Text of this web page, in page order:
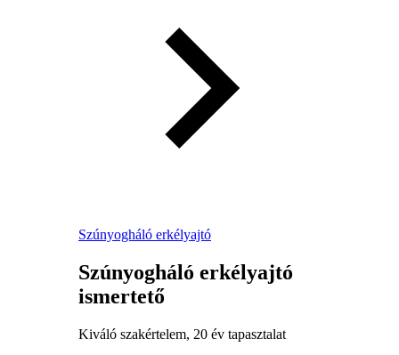
Szúnyogháló erkélyajtó
Szúnyogháló erkélyajtó
ismertető
Kiváló szakértelem, 20 év tapasztalat